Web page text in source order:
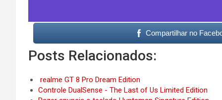
Compartilhar no
Posts Relacionados:
realme GT 8 Pro Dream Edition
Controle DualSense - The Last of Us Limited Edition